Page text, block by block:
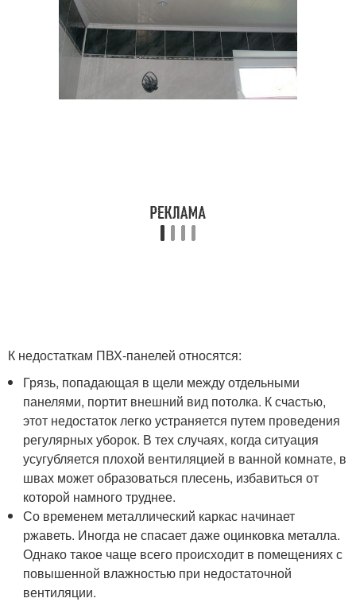
К недостаткам ПВХ-панелей относятся:
Грязь, попадающая в щели между отдельными
панелями, портит внешний вид потолка. К счастью,
этот недостаток легко устраняется путем проведения
регулярных уборок. В тех случаях, когда ситуация
усугубляется плохой вентиляцией в ванной комнате, в
швах может образоваться плесень, избавиться от
которой намного труднее.
Со временем металлический каркас начинает
ржаветь. Иногда не спасает даже оцинковка металла.
Однако такое чаще всего происходит в помещениях с
повышенной влажностью при недостаточной
вентиляции.